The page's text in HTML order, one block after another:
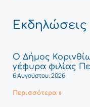
Εκδηλώσεις
Ο Δήμος
γέφυρα φιλίας
6 Αυγούστου, 2026
Περισσότερα »